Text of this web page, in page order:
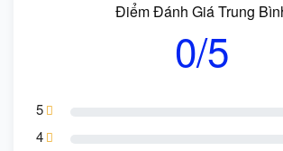
Điểm Đánh Giá Trung
0/5
5
4